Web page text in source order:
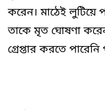
করেন। মাঠেই লুটিয়ে
তাকে মৃত ঘোষণা
গ্রেপ্তার করতে